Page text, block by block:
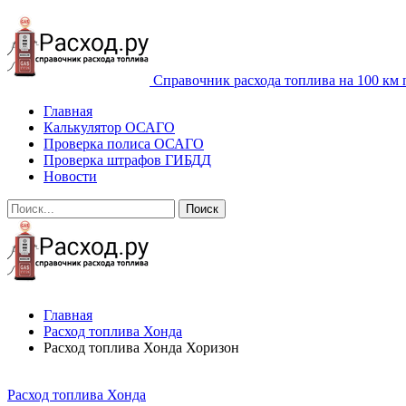
Справочник расхода топлива на 100 км
Главная
Калькулятор ОСАГО
Проверка полиса ОСАГО
Проверка штрафов ГИБДД
Новости
Главная
Расход топлива Хонда
Расход топлива Хонда Хоризон
Расход топлива Хонда